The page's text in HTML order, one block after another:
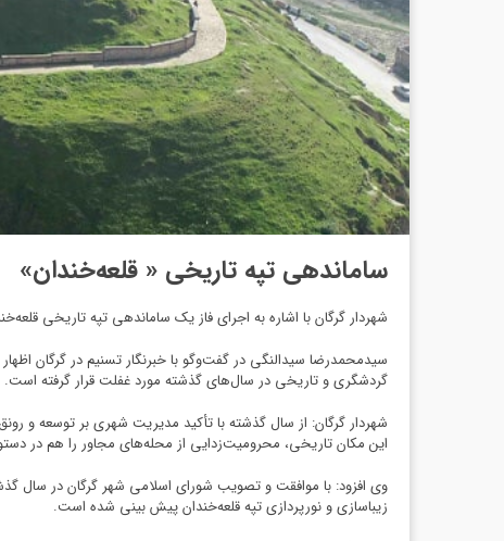
ساماندهی تپه تاریخی « قلعه‌خندان»
شهردار گرگان با اشاره به اجرای فاز یک ساماندهی تپه تاریخی قلعه‌خندان گفت: سال گذشته و امسال بالغ بر ۱۵۰ میلیارد
گردشگری و تاریخی در سال‌های گذشته مورد غفلت قرار گرفته است.
شهردار گرگان: از سال گذشته با تأکید مدیریت شهری بر توسعه و
این مکان تاریخی، محرومیت‌زدایی از محله‌های مجاور را هم در
زیباسازی و نورپردازی تپه قلعه‌‌خندان پیش بینی شده است.